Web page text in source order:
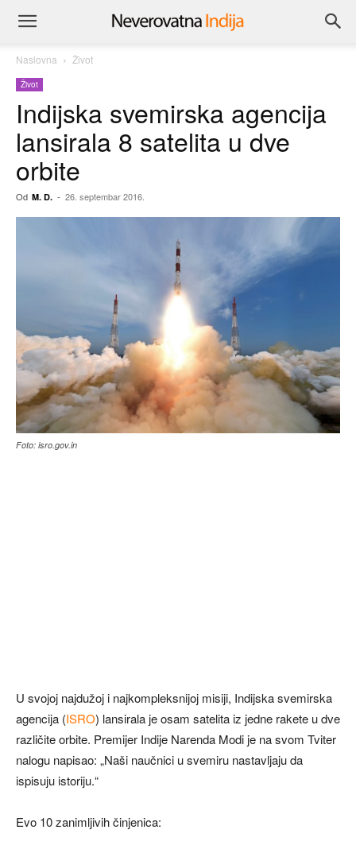
Naslovna Život
Život
Indijska svemirska agencija
lansirala 8 satelita u dve
orbite
Od M. D. - 26. septembar 2016.
Foto: isro.gov.in
U svojoj najdužoj i najkompleksnijoj misiji, Indijska svemirska
agencija (ISRO) lansirala je osam satelita iz jedne rakete u dve
različite orbite. Premijer Indije Narenda Modi je na svom Tviter
nalogu napisao: „Naši naučnici u svemiru nastavljaju da
ispisuju istoriju.“
Evo 10 zanimljivih činjenica: